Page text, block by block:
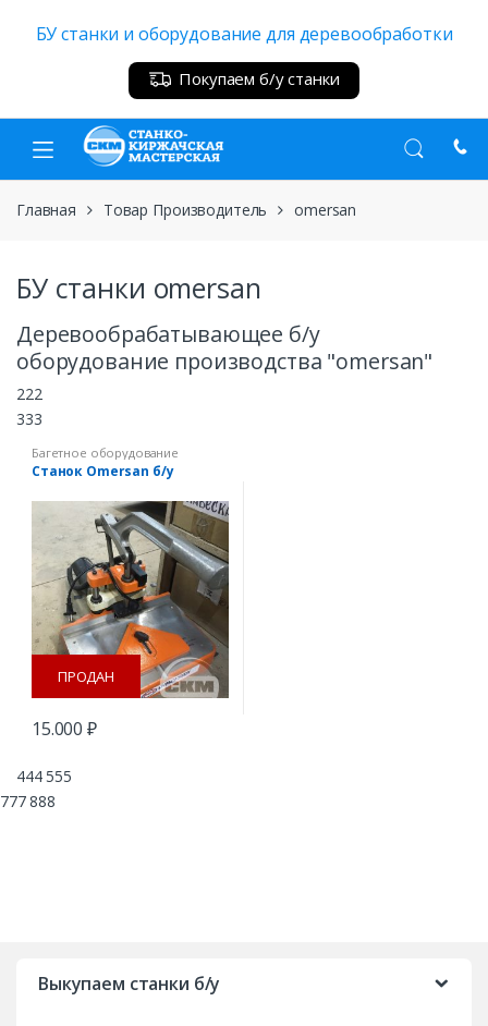
БУ станки и оборудование для деревообработки
Покупаем б/у станки
Главная Товар Производитель omersan
БУ станки omersan
Деревообрабатывающее б/у
оборудование производства "omersan"
222
333
Багетное оборудование
Станок Omersan б/у
ПРОДАН
15.000₽
444 555
777 888
Выкупаем станки б/у